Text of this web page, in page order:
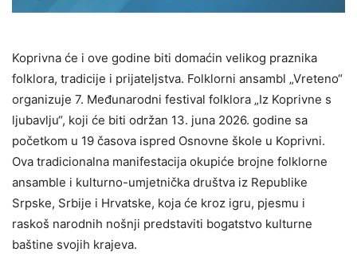
Koprivna će i ove godine biti domaćin velikog praznika
folklora, tradicije i prijateljstva. Folklorni ansambl „Vreteno“
organizuje 7. Međunarodni festival folklora „Iz Koprivne s
ljubavlju“, koji će biti održan 13. juna 2026. godine sa
početkom u 19 časova ispred Osnovne škole u Koprivni.
Ova tradicionalna manifestacija okupiće brojne folklorne
ansamble i kulturno-umjetnička društva iz Republike
Srpske, Srbije i Hrvatske, koja će kroz igru, pjesmu i
raskoš narodnih nošnji predstaviti bogatstvo kulturne
baštine svojih krajeva.